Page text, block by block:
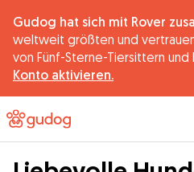
Gudog hat sich mit Rover
weltweit größten und
von Fünf-Sterne-Tiersittern und
Konto aktivieren.